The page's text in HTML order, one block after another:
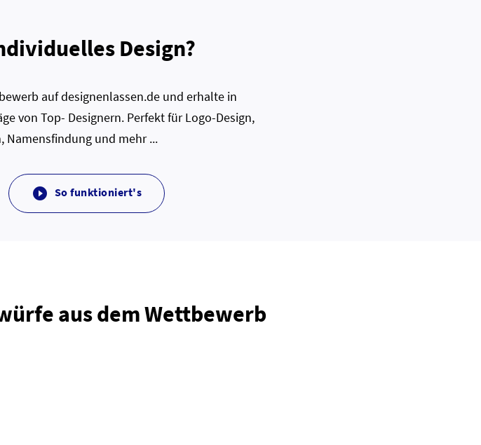
Design?
auf designenlassen.de und erhalte in
von Top- Designern. Perfekt für Logo-Design,
Namensfindung und mehr ...
 So funktioniert's
aus dem Wettbewerb